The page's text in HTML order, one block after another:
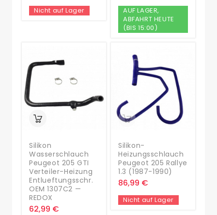
Nicht auf Lager
AUF LAGER,
ABFAHRT HEUTE
(BIS 15:00)
Silikon
Wasserschlauch
Peugeot 205 GTI
Verteiler-Heizung
Entlueftungsschr.
OEM 1307C2 —
REDOX
62,99 €
Silikon-
Heizungsschlauch
Peugeot 205 Rallye
1.3 (1987-1990)
86,99 €
Nicht auf Lager